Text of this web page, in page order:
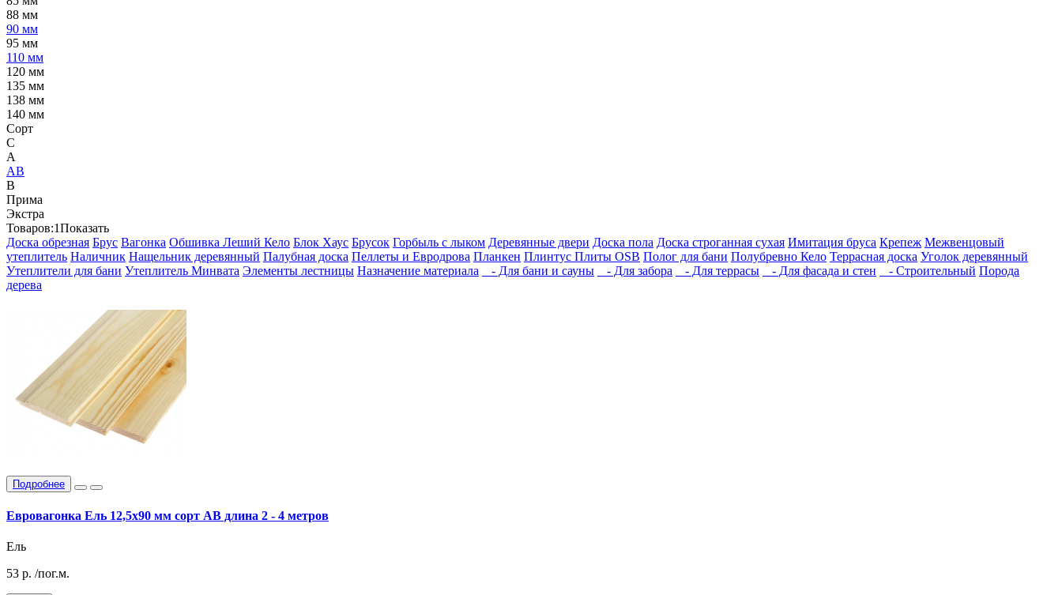
88 мм
90 мм
95 мм
110 мм
120 мм
135 мм
138 мм
140 мм
Сорт
C
А
АВ
В
Прима
Экстра
Товаров:1Показать
Доска обрезная Брус Вагонка Обшивка Леший Кело Блок Хаус Брусок Горбыль с лыком Деревянные двери Доска пола Доска строганная сухая Имитация бруса Крепеж Межвенцовый
утеплитель Наличник Нащельник деревянный Палубная доска Пеллеты и Евродрова Планкен Плинтус Плиты OSB Полог для бани Полубревно Кело Террасная доска Уголок деревянный
Утеплители для бани Утеплитель Минвата Элементы лестницы Назначение материала - Для бани и сауны - Для забора - Для террасы - Для фасада и стен - Строительный Порода
дерева
Подробнее
Евровагонка Ель 12,5х90 мм сорт АВ длина 2 - 4 метров
Ель
53 р. /пог.м.